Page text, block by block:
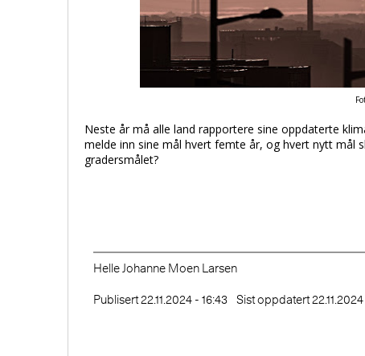
Neste år må alle land rapportere sine oppdaterte
melde inn sine mål hvert femte år, og hvert nytt mål
gradersmålet?